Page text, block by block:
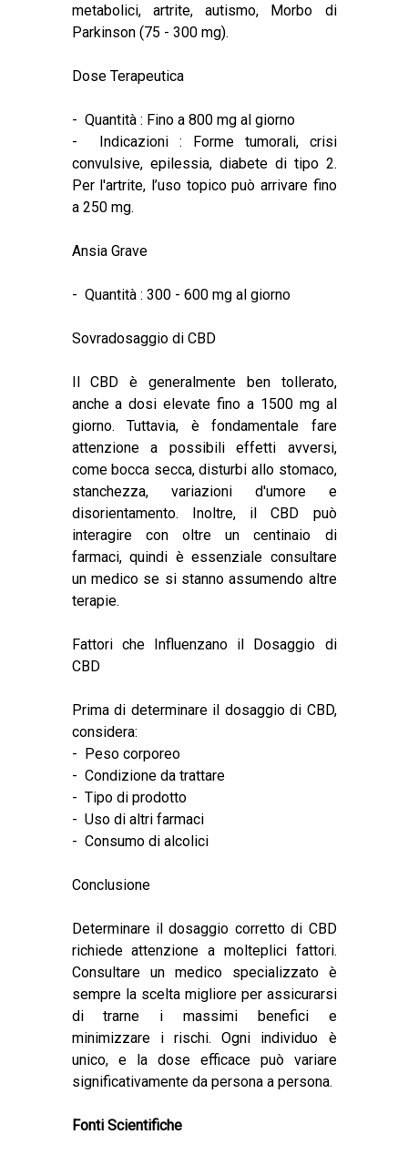
metabolici, artrite, autismo, Morbo di
Parkinson (75 - 300 mg).
Dose Terapeutica
- Quantità : Fino a 800 mg al giorno
- Indicazioni : Forme tumorali, crisi
convulsive, epilessia, diabete di tipo 2.
Per l'artrite, l’uso topico può arrivare fino
a 250 mg.
Ansia Grave
- Quantità : 300 - 600 mg al giorno
Sovradosaggio di CBD
Il CBD è generalmente ben tollerato,
anche a dosi elevate fino a 1500 mg al
giorno. Tuttavia, è fondamentale fare
attenzione a possibili effetti avversi,
come bocca secca, disturbi allo stomaco,
stanchezza, variazioni d'umore e
disorientamento. Inoltre, il CBD può
interagire con oltre un centinaio di
farmaci, quindi è essenziale consultare
un medico se si stanno assumendo altre
terapie.
Fattori che Influenzano il Dosaggio di
CBD
Prima di determinare il dosaggio di CBD,
considera:
- Peso corporeo
- Condizione da trattare
- Tipo di prodotto
- Uso di altri farmaci
- Consumo di alcolici
Conclusione
Determinare il dosaggio corretto di CBD
richiede attenzione a molteplici fattori.
Consultare un medico specializzato è
sempre la scelta migliore per assicurarsi
di trarne i massimi benefici e
minimizzare i rischi. Ogni individuo è
unico, e la dose efficace può variare
significativamente da persona a persona.
Fonti Scientifiche